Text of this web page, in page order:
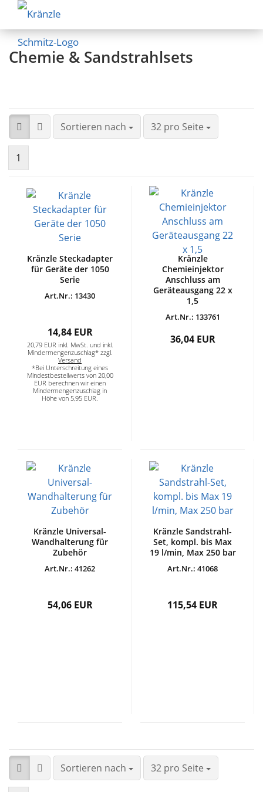
Chemie & Sandstrahlsets
Sortieren nach 32 pro Seite
1
Kränzle Steckadapter
für Geräte der 1050
Serie
Art.Nr.: 13430
14,84 EUR
20,79 EUR inkl. MwSt. und inkl.
Mindermengenzuschlag* zzgl.
Versand
*Bei Unterschreitung eines
Mindestbestellwerts von 20,00
EUR berechnen wir einen
Mindermengenzuschlag in
Höhe von 5,95 EUR.
Kränzle
Chemieinjektor
Anschluss am
Geräteausgang 22 x
1,5
Art.Nr.: 133761
36,04 EUR
Kränzle Universal-
Wandhalterung für
Zubehör
Art.Nr.: 41262
54,06 EUR
Kränzle Sandstrahl-
Set, kompl. bis Max
19 l/min, Max 250 bar
Art.Nr.: 41068
115,54 EUR
Sortieren nach 32 pro Seite